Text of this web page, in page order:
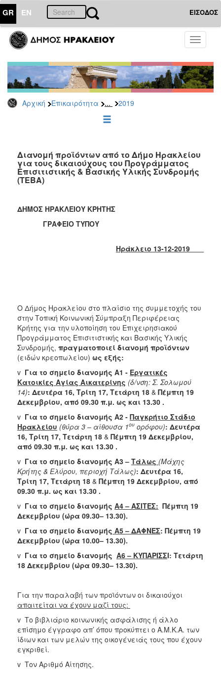
GR EN ΕΙΣΟΔΟΣ
Toggle
Αρχική Επικαιρότητα ... 2019
ΕΠΙΚΑΙΡΟΤΗΤΑ
Τύπου
Αρχείο
2026
2025
2022
2021
2020
2018
2017
2010
2006
ΔΗΜΟΤΗΣ
ΕΠΙΣΚΕΠΤΗΣ
ΗΡΑΚΛΕΙΟ
Διανομή προϊόντων από το Δήμο Ηρακλείου
για τους δικαιούχους του Προγράμματος
Επισιτιστικής & Βασικής Υλικής Συνδρομής
(ΤΕΒΑ)
ΔΗΜΟΣ ΗΡΑΚΛΕΙΟΥ ΚΡΗΤΗΣ
ΓΡΑΦΕΙΟ ΤΥΠΟΥ
Ηράκλειο 13-12-2019
Ο Δήμος Ηρακλείου στο πλαίσιο της συμμετοχής του
στην Τοπική Κοινωνική Σύμπραξη Περιφέρειας
Κρήτης για την υλοποίηση του Επιχειρησιακού
Προγράμματος Επισιτιστικής και Βασικής Υλικής
Συνδρομής, πραγματοποιεί διανομή προϊόντων
(ειδών κρεοπωλείου) ως εξής:
v Για το σημείο διανομής Α1 - Εργατικές
Κατοικίες Αγίας Αικατερίνης (δ/νση: Σ. Σολωμού
14): Δευτέρα 16, Τρίτη 17, Τετάρτη 18 & Πέμπτη 19
Δεκεμβρίου, από 09.30 π.μ. ως και 13.30 .
v Για το σημείο διανομής Α2 - Παγκρήτιο Στάδιο
Ηρακλείου (θύρα 3 – αίθουσα 1ου ορόφου): Δευτέρα
16, Τρίτη 17, Τετάρτη 18 & Πέμπτη 19 Δεκεμβρίου,
από 09.30 π.μ. ως και 13.30 .
v Για το σημείο διανομής Α3 – Τάλως (Μάχης
Κρήτης & Ελύρου, περιοχή Τάλως): Δευτέρα 16,
Τρίτη 17, Τετάρτη 18 & Πέμπτη 19 Δεκεμβρίου, από
09.30 π.μ. ως και 13.30 .
v Για το σημείο διανομής Α4 – ΑΣΙΤΕΣ: Πέμπτη 19
Δεκεμβρίου (ώρα 09.30– 13.30).
v Για το σημείο διανομής Α5 – ΔΑΦΝΕΣ: Πέμπτη 19
Δεκεμβρίου (ώρα 10.00– 13.30).
v Για το σημείο διανομής A6 – ΚΥΠΑΡΙΣΣΙ: Τετάρτη
18 Δεκεμβρίου (ώρα 09.30– 13.30).
Για την παραλαβή των προϊόντων οι δικαιούχοι
απαιτείται να έχουν μαζί τους:
v Το βιβλιάριο κοινωνικής ασφάλισης ή άλλο
επίσημο έγγραφο απ’ όπου προκύπτει ο Α.Μ.Κ.Α. των
ίδιων και των μελών της οικογένειάς τους που έχουν
εγκριθεί.
v Τον Αριθμό Αίτησης.